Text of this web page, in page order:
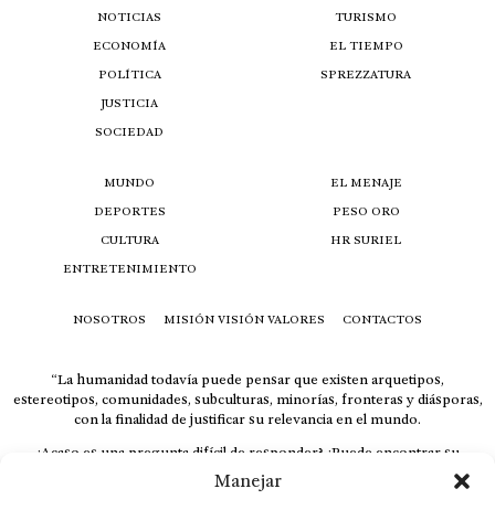
Manejar
NOTICIAS
ECONOMÍA
POLÍTICA
JUSTICIA
SOCIEDAD
TURISMO
EL TIEMPO
SPREZZATURA
MUNDO
DEPORTES
CULTURA
ENTRETENIMIENTO
EL MENAJE
PESO ORO
HR SURIEL
NOSOTROS MISIÓN VISIÓN VALORES CONTACTOS
“La humanidad todavía puede pensar que existen arquetipos,
estereotipos, comunidades, subculturas, minorías, fronteras y diásporas,
con la finalidad de justificar su relevancia en el mundo.
¿Acaso es una pregunta difícil de responder? ¿Puede encontrar su
respuesta al instante, otorgando al receptor cuestionado espacio y
velocidad suficiente para responder correctamente? De no ser así, el que